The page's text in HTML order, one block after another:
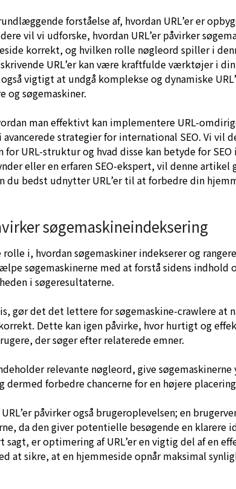
forståelse af, hvordan URL’er er
vil vi udforske, hvordan URL’er påvirker
korrekt, og hvilken rolle nøgleord spiller i
URL’er kan være kraftfulde værktøjer i din
vigtigt at undgå komplekse og dynamiske
og søgemaskiner.
man effektivt kan implementere URL-
strategier for international SEO. Vi vil
URL-struktur og hvad disse kan betyde for
eller en erfaren SEO-ekspert, vil denne artikel
bedst udnytter URL’er til at forbedre din
søgemaskineindeksering
rolle i, hvordan søgemaskiner indekserer og
søgemaskinerne med at forstå sidens indhold
i søgeresultaterne.
gør det det lettere for søgemaskine-crawlere at
Dette kan igen påvirke, hvor hurtigt og
der søger efter relaterede emner.
relevante nøgleord, give
dermed forbedre chancerne for en højere
påvirker også brugeroplevelsen; en
da den giver potentielle besøgende en klarere
er optimering af URL’er en vigtig del af en
at sikre, at en hjemmeside opnår maksimal